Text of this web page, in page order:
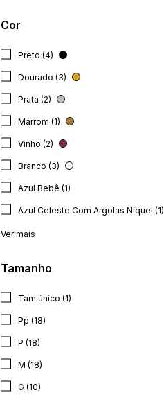
Cor
Preto (4)
Dourado (3)
Prata (2)
Marrom (1)
Vinho (2)
Branco (3)
Azul Bebê (1)
Azul Celeste Com Argolas Níquel (1)
Ver mais
Tamanho
Tam único (1)
Pp (18)
P (18)
M (18)
G (10)